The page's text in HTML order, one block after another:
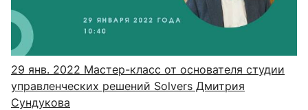
29 янв. 2022 Мастер-класс от основателя студии
управленческих решений Solvers Дмитрия
Сундукова